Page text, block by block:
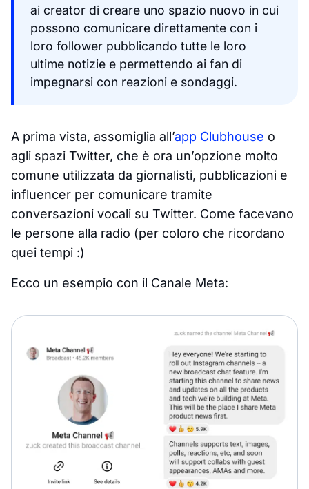
ai creator di creare uno spazio nuovo in cui
possono comunicare direttamente con i
loro follower pubblicando tutte le loro
ultime notizie e permettendo ai fan di
impegnarsi con reazioni e sondaggi.
A prima vista, assomiglia all’app Clubhouse o
agli spazi Twitter, che è ora un’opzione molto
comune utilizzata da giornalisti, pubblicazioni e
influencer per comunicare tramite
conversazioni vocali su Twitter. Come facevano
le persone alla radio (per coloro che ricordano
quei tempi :)
Ecco un esempio con il Canale Meta: